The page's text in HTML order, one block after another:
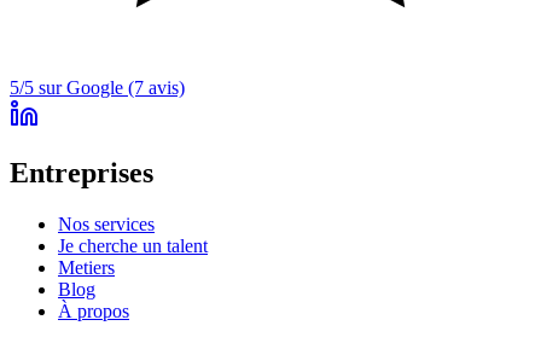
5/5 sur Google (7 avis)
Entreprises
Nos services
Je cherche un talent
Metiers
Blog
À propos